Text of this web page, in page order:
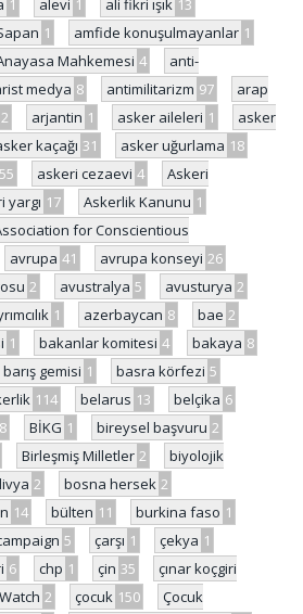
1 alevi 1 ali fikri ışık 13
1 amfide konuşulmayanlar 1
Mahkemesi 4
anti-
medya 8 antimilitarizm 97
arap
2 arjantin 1 asker aileleri 1
asker
kaçağı 31 asker uğurlama 18
55 askeri cezaevi 4
Askeri
yargı 17 Askerlik Kanunu 1
for Conscientious
avrupa 41 avrupa konseyi 26
2 avustralya 5 avusturya 2
1 azerbaycan 8 bae 2
1 bakanlar komitesi 4 bakaya 8
barış gemisi 1 basra körfezi 5
114 belarus 13 belçika 6
8 BİKG 1 bireysel başvuru 2
Birleşmiş Milletler 2
biyolojik
2 bosna hersek 2
14 bülten 11 burkina faso 1
5 çarşı 1 çekya 1
6 chp 1 çin 35
çınar koçgiri
2 çocuk 150
Çocuk